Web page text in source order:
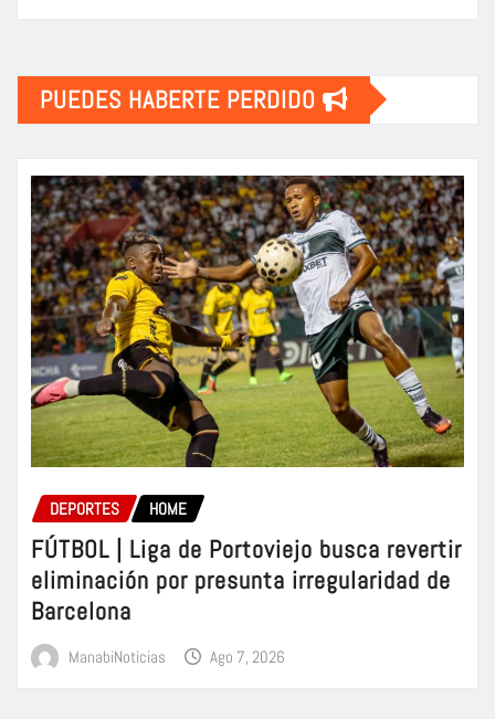
PUEDES HABERTE PERDIDO
DEPORTES HOME
FÚTBOL | Liga de Portoviejo busca revertir
eliminación por presunta irregularidad de
Barcelona
ManabiNoticias Ago 7, 2026